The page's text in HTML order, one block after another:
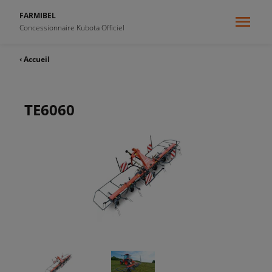
FARMIBEL
Concessionnaire Kubota Officiel
‹ Accueil
TE6060